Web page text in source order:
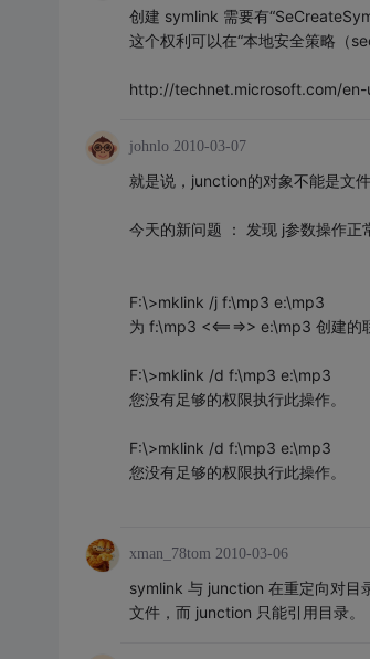
创建 symlink 需要有
这个权利可以在“本地安全策略（
http://technet.microsoft.com/en-
johnlo 2010-03-07
就是说，junction的对象不能是文
今天的新问题 ： 发现 j参数操作正
F:\>mklink /j f:\mp3 e:\mp3
为 f:\mp3 <<===>> e:\mp3 创建的
F:\>mklink /d f:\mp3 e:\mp3
您没有足够的权限执行此操作。
F:\>mklink /d f:\mp3 e:\mp3
您没有足够的权限执行此操作。
xman_78tom 2010-03-06
symlink 与 junction 在重定向对目
文件，而 junction 只能引用目录。